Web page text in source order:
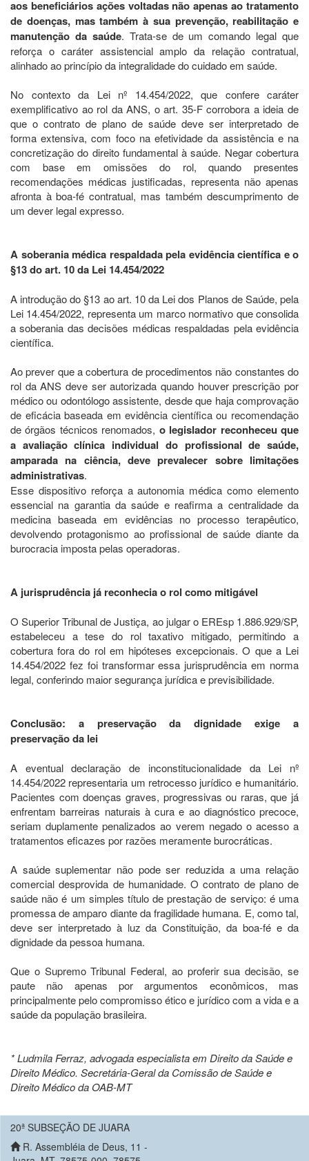
aos beneficiários ações voltadas não apenas ao tratamento
de doenças, mas também à sua prevenção, reabilitação e
manutenção da saúde. Trata-se de um comando legal que
reforça o caráter assistencial amplo da relação contratual,
alinhado ao princípio da integralidade do cuidado em saúde.
No contexto da Lei nº 14.454/2022, que confere caráter
exemplificativo ao rol da ANS, o art. 35-F corrobora a ideia de
que o contrato de plano de saúde deve ser interpretado de
forma extensiva, com foco na efetividade da assistência e na
concretização do direito fundamental à saúde. Negar cobertura
com base em omissões do rol, quando presentes
recomendações médicas justificadas, representa não apenas
afronta à boa-fé contratual, mas também descumprimento de
um dever legal expresso.
A soberania médica respaldada pela evidência científica e o
§13 do art. 10 da Lei 14.454/2022
A introdução do §13 ao art. 10 da Lei dos Planos de Saúde, pela
Lei 14.454/2022, representa um marco normativo que consolida
a soberania das decisões médicas respaldadas pela evidência
científica.
Ao prever que a cobertura de procedimentos não constantes do
rol da ANS deve ser autorizada quando houver prescrição por
médico ou odontólogo assistente, desde que haja comprovação
de eficácia baseada em evidência científica ou recomendação
de órgãos técnicos renomados, o legislador reconheceu que
a avaliação clínica individual do profissional de saúde,
amparada na ciência, deve prevalecer sobre limitações
administrativas.
Esse dispositivo reforça a autonomia médica como elemento
essencial na garantia da saúde e reafirma a centralidade da
medicina baseada em evidências no processo terapêutico,
devolvendo protagonismo ao profissional de saúde diante da
burocracia imposta pelas operadoras.
A jurisprudência já reconhecia o rol como mitigável
O Superior Tribunal de Justiça, ao julgar o EREsp 1.886.929/SP,
estabeleceu a tese do rol taxativo mitigado, permitindo a
cobertura fora do rol em hipóteses excepcionais. O que a Lei
14.454/2022 fez foi transformar essa jurisprudência em norma
legal, conferindo maior segurança jurídica e previsibilidade.
Conclusão: a preservação da dignidade exige a
preservação da lei
A eventual declaração de inconstitucionalidade da Lei nº
14.454/2022 representaria um retrocesso jurídico e humanitário.
Pacientes com doenças graves, progressivas ou raras, que já
enfrentam barreiras naturais à cura e ao diagnóstico precoce,
seriam duplamente penalizados ao verem negado o acesso a
tratamentos eficazes por razões meramente burocráticas.
A saúde suplementar não pode ser reduzida a uma relação
comercial desprovida de humanidade. O contrato de plano de
saúde não é um simples título de prestação de serviço: é uma
promessa de amparo diante da fragilidade humana. E, como tal,
deve ser interpretado à luz da Constituição, da boa-fé e da
dignidade da pessoa humana.
Que o Supremo Tribunal Federal, ao proferir sua decisão, se
paute não apenas por argumentos econômicos, mas
principalmente pelo compromisso ético e jurídico com a vida e a
saúde da população brasileira.
* Ludmila Ferraz, advogada especialista em Direito da Saúde e
Direito Médico. Secretária-Geral da Comissão de Saúde e
Direito Médico da OAB-MT
20ª SUBSEÇÃO DE JUARA
R. Assembléia de Deus, 11 -